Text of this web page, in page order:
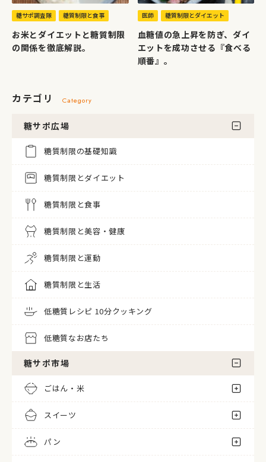
カテゴリ Category
糖サポ広場
糖質制限の基礎知識
糖質制限とダイエット
糖質制限と食事
糖質制限と美容・健康
糖質制限と運動
糖質制限と生活
低糖質レシピ 10分クッキング
低糖質なお店たち
糖サポ市場
ごはん・米
スイーツ
パン
糖サポ調査隊 糖質制限と食事
お米とダイエットと糖質制限
の関係を徹底解説。
医師 糖質制限とダイエット
血糖値の急上昇を防ぎ、ダイ
エットを成功させる『食べる
順番』。